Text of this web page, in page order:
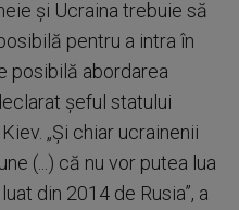
şi Ucraina trebuie să
pentru a intra în
posibilă abordarea
şeful statului
„Şi chiar ucrainenii
(...) că nu vor putea lua
din 2014 de Rusia”, a